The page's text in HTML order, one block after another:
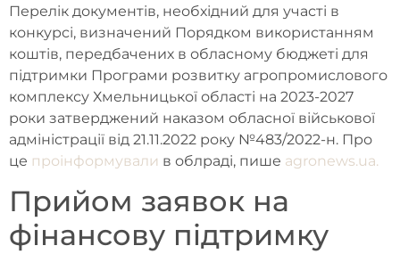
Перелік документів, необхідний для участі в
конкурсі, визначений Порядком використанням
коштів, передбачених в обласному бюджеті для
підтримки Програми розвитку агропромислового
комплексу Хмельницької області на 2023-2027
роки затверджений наказом обласної військової
адміністрації від 21.11.2022 року №483/2022-н. Про
це проінформували в облраді, пише agronews.ua.
Прийом заявок на
фінансову підтримку